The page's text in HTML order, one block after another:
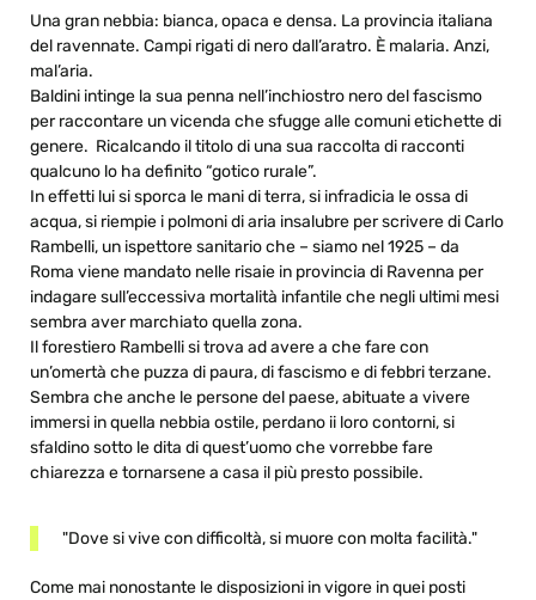
Una gran nebbia: bianca, opaca e densa. La provincia italiana
del ravennate. Campi rigati di nero dall’aratro. È malaria. Anzi,
mal’aria.
Baldini intinge la sua penna nell’inchiostro nero del fascismo
per raccontare un vicenda che sfugge alle comuni etichette di
genere. Ricalcando il titolo di una sua raccolta di racconti
qualcuno lo ha definito “gotico rurale”.
In effetti lui si sporca le mani di terra, si infradicia le ossa di
acqua, si riempie i polmoni di aria insalubre per scrivere di Carlo
Rambelli, un ispettore sanitario che – siamo nel 1925 – da
Roma viene mandato nelle risaie in provincia di Ravenna per
indagare sull’eccessiva mortalità infantile che negli ultimi mesi
sembra aver marchiato quella zona.
Il forestiero Rambelli si trova ad avere a che fare con
un’omertà che puzza di paura, di fascismo e di febbri terzane.
Sembra che anche le persone del paese, abituate a vivere
immersi in quella nebbia ostile, perdano ii loro contorni, si
sfaldino sotto le dita di quest’uomo che vorrebbe fare
chiarezza e tornarsene a casa il più presto possibile.
"Dove si vive con difficoltà, si muore con molta facilità."
Come mai nonostante le disposizioni in vigore in quei posti